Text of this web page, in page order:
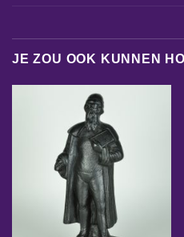
JE ZOU OOK KUNNEN